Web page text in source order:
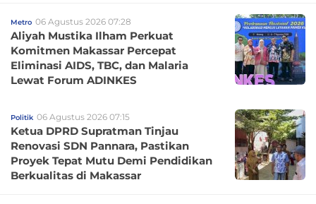
Metro 06 Agustus 2026 07:28
Aliyah Mustika Ilham Perkuat
Komitmen Makassar Percepat
Eliminasi AIDS, TBC, dan Malaria
Lewat Forum ADINKES
Politik 06 Agustus 2026 07:15
Ketua DPRD Supratman Tinjau
Renovasi SDN Pannara, Pastikan
Proyek Tepat Mutu Demi Pendidikan
Berkualitas di Makassar